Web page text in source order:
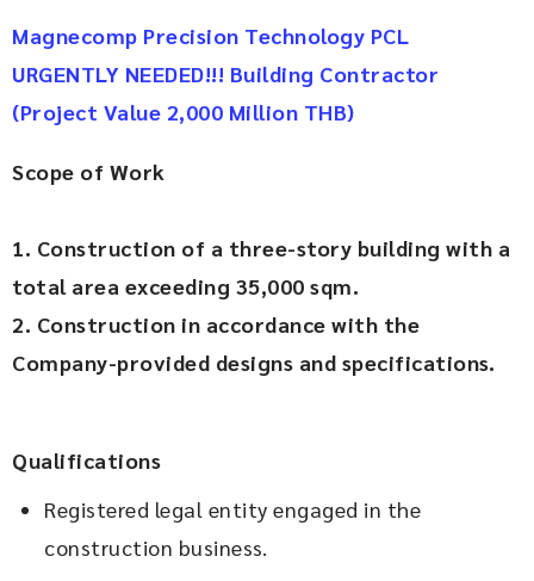
Magnecomp Precision Technology PCL
URGENTLY NEEDED!!! Building Contractor
(Project Value 2,000 Million THB)
Scope of Work
1. Construction of a three-story building with a
total area exceeding 35,000 sqm.
2. Construction in accordance with the
Company-provided designs and specifications.
Qualifications
Registered legal entity engaged in the
construction business.